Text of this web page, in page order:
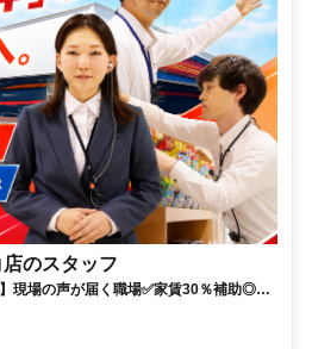
店のスタッフ
現場の声が届く職場✅家賃30％補助◎産
め